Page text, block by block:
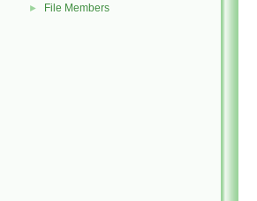
► File Members